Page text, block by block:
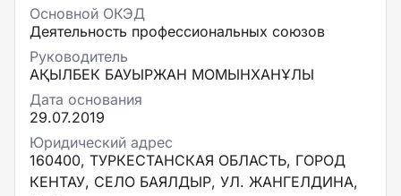
Основной ОКЭД
Деятельность профессиональных союзов
Руководитель
АҚЫЛБЕК БАУЫРЖАН МОМЫНХАНҰЛЫ
Дата основания
29.07.2019
Юридический адрес
160400, ТУРКЕСТАНСКАЯ ОБЛАСТЬ, ГОРОД
КЕНТАУ, СЕЛО БАЯЛДЫР, УЛ. ЖАНГЕЛДИНА,